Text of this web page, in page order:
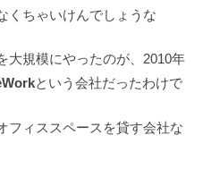
くちゃいけんでしょうな
大規模にやったのが、2010年
という会社だったわけで
フィススペースを貸す会社な